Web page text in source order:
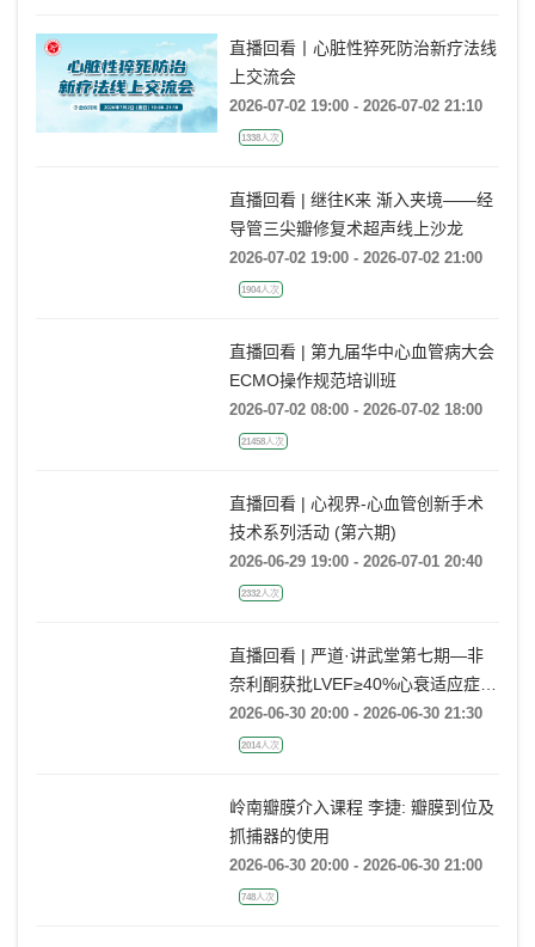
直播回看丨心脏性猝死防治新疗法线
上交流会
2026-07-02 19:00 - 2026-07-02 21:10
1338人次
直播回看 | 继往K来 渐入夹境——经
导管三尖瓣修复术超声线上沙龙
2026-07-02 19:00 - 2026-07-02 21:00
1904人次
直播回看 | 第九届华中心血管病大会
ECMO操作规范培训班
2026-07-02 08:00 - 2026-07-02 18:00
21458人次
直播回看 | 心视界-心血管创新手术
技术系列活动 (第六期)
2026-06-29 19:00 - 2026-07-01 20:40
2332人次
直播回看 | 严道·讲武堂第七期—非
奈利酮获批LVEF≥40%心衰适应症，
临床到底怎么用？
2026-06-30 20:00 - 2026-06-30 21:30
2014人次
岭南瓣膜介入课程 李捷: 瓣膜到位及
抓捕器的使用
2026-06-30 20:00 - 2026-06-30 21:00
748人次